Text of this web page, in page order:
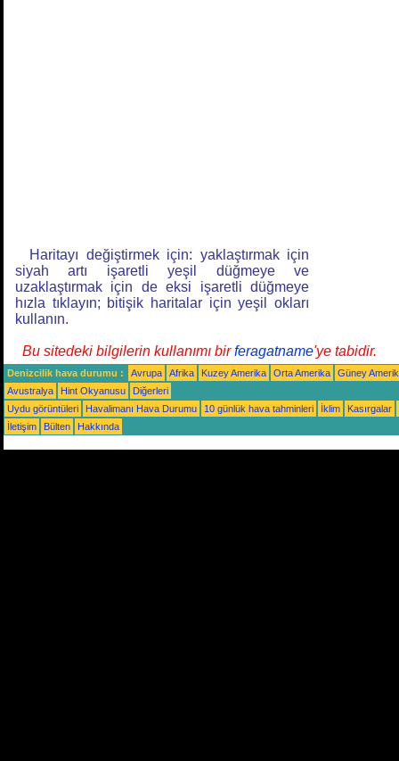
Haritayı değiştirmek için: yaklaştırmak için
siyah artı işaretli yeşil düğmeye ve
uzaklaştırmak için de eksi işaretli düğmeye
hızla tıklayın; bitişik haritalar için yeşil okları
kullanın.
Bu sitedeki bilgilerin kullanımı birferagatname'ye tabidir.
Denizcilik hava durumu : Avrupa Afrika Kuzey Amerika Orta Amerika
Güney
Avustralya
Hint Okyanusu
Diğerleri
Uydu görüntüleri
Havalimanı Hava Durumu 10 günlük hava tahminleri İklim
Kasırgalar
İletişim
Bülten Hakkında